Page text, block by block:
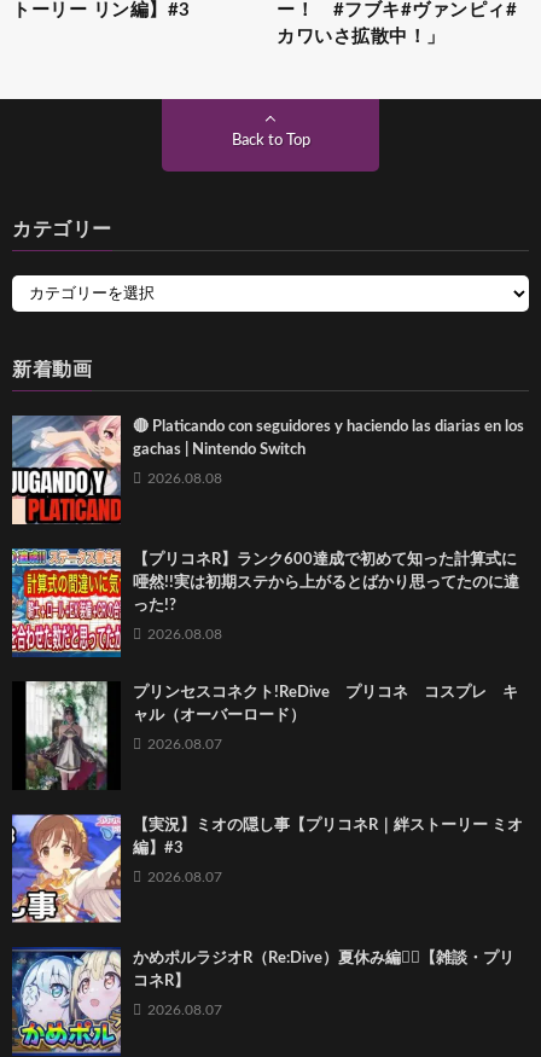
トーリー リン編】#3
ー！ #フブキ#ヴァンピィ#
カワいさ拡散中！」
Back to Top
カテゴリー
新着動画
🔴 Platicando con seguidores y haciendo las diarias en los
gachas | Nintendo Switch
2026.08.08
【プリコネR】ランク600達成で初めて知った計算式に
唖然!!実は初期ステから上がるとばかり思ってたのに違
った!?
2026.08.08
プリンセスコネクト!ReDive プリコネ コスプレ キ
ャル（オーバーロード）
2026.08.07
【実況】ミオの隠し事【プリコネR｜絆ストーリー ミオ
編】#3
2026.08.07
かめポルラジオR（Re:Dive）⁠夏休み編🏄‍♀️【雑談・プリ
コネR】
2026.08.07